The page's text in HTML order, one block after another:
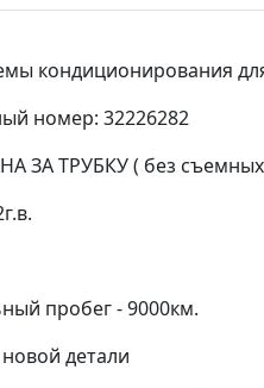
кондиционирования
номер: 32226282
ЗА ТРУБКУ ( без
пробег - 9000км.
детали